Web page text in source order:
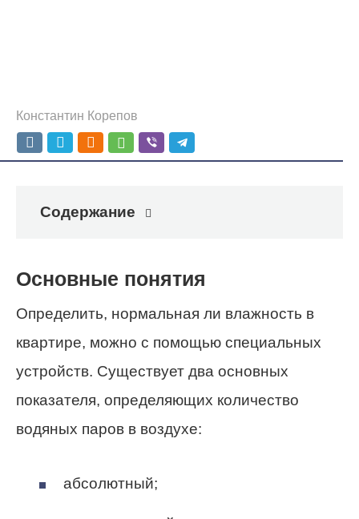
Константин Корепов
Содержание
Основные понятия
Определить, нормальная ли влажность в
квартире, можно с помощью специальных
устройств. Существует два основных
показателя, определяющих количество
водяных паров в воздухе:
абсолютный;